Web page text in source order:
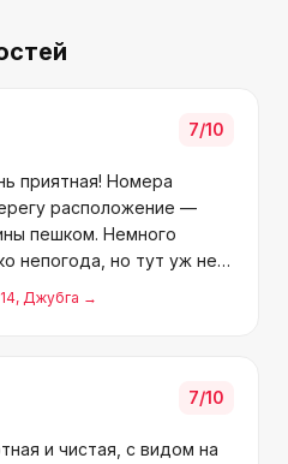
7/10
приятная! Номера
расположение —
пешком. Немного
непогода, но тут уж не
, Джубга →
7/10
и чистая, с видом на